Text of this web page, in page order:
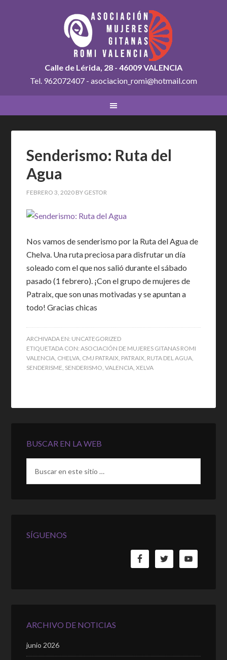
Calle de Lérida, 28 - 46009 VALENCIA
Tel. 962072407 - asociacion_romi@hotmail.com
Senderismo: Ruta del
Agua
FEBRERO 3, 2020 BY GESTOR
Nos vamos de senderismo por la Ruta del Agua de
Chelva. Una ruta preciosa para disfrutar un día
soleado com el que nos salió durante el sábado
pasado (1 febrero). ¡Con el grupo de mujeres de
Patraix, que son unas motivadas y se apuntan a
todo! Gracias chicas
ARCHIVADA EN: UNCATEGORIZED
ETIQUETADA CON:ASOCIACIÓN DE MUJERES GITANAS ROMI
VALENCIA, CHELVA, CMJ PATRAIX, PATRAIX, RUTA DEL AGUA,
SENDERISME, SENDERISMO,VALENCIA,XELVA
BUSCAR EN LA WEB
SÍGUENOS
ARCHIVO DE NOTICIAS
junio 2026